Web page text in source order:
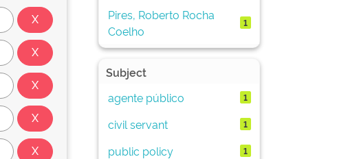
Pires, Roberto Rocha
Coelho
1
Subject
agente público
1
civil servant 1
public policy 1